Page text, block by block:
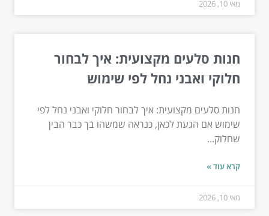
מאי 10, 2026
חנות סלעים מקצועית: איך לבחור
חלוקי ואבני נחל לפי שימוש
חנות סלעים מקצועית: איך לבחור חלוקי ואבני נחל לפי
שימוש אם הגעת לכאן, כנראה שמשהו בך כבר הבין
שחלוק...
קרא עוד »
מאי 10, 2026